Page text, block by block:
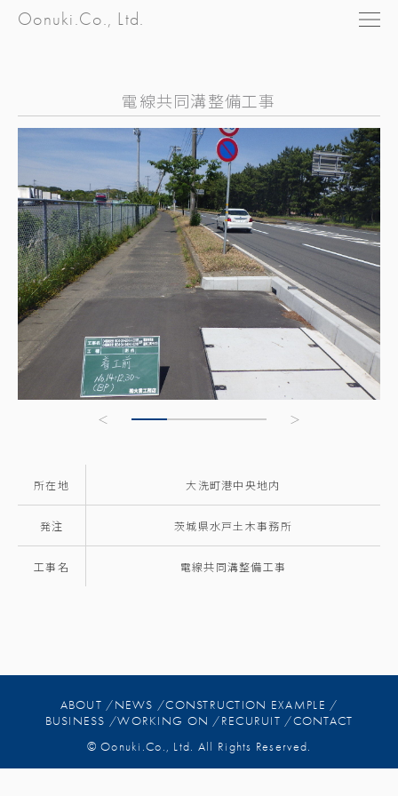
Oonuki.Co., Ltd.
電線共同溝整備工事
所在地 大洗町港中央地内
発注 茨城県水戸土木事務所
工事名 電線共同溝整備工事
ABOUT /NEWS /CONSTRUCTION EXAMPLE /
BUSINESS /WORKING ON /RECURUIT /CONTACT
© Oonuki.Co., Ltd. All Rights Reserved.